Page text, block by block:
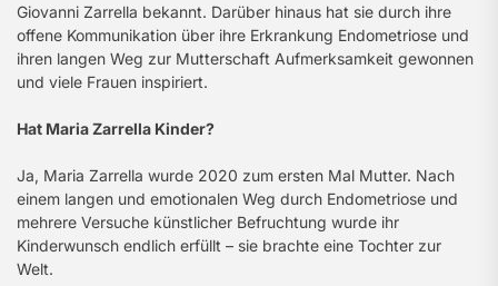
Giovanni Zarrella bekannt. Darüber hinaus hat sie durch ihre
offene Kommunikation über ihre Erkrankung Endometriose und
ihren langen Weg zur Mutterschaft Aufmerksamkeit gewonnen
und viele Frauen inspiriert.
Hat Maria Zarrella Kinder?
Ja, Maria Zarrella wurde 2020 zum ersten Mal Mutter. Nach
einem langen und emotionalen Weg durch Endometriose und
mehrere Versuche künstlicher Befruchtung wurde ihr
Kinderwunsch endlich erfüllt – sie brachte eine Tochter zur
Welt.